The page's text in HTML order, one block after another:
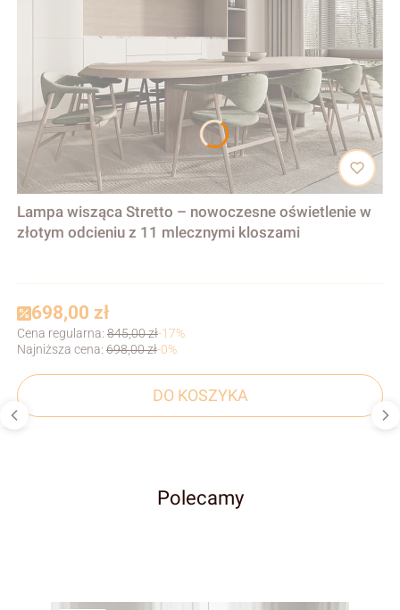
Lampa wisząca Stretto – nowoczesne oświetlenie w
złotym odcieniu z 11 mlecznymi kloszami
698,00 zł
Cena regularna: 845,00 zł-17%
Najniższa cena: 698,00 zł-0%
DO KOSZYKA
Polecamy